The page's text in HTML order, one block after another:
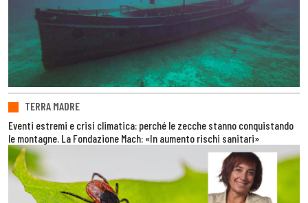
TERRA MADRE
Eventi estremi e crisi climatica: perché le zecche stanno conquistando
le montagne. La Fondazione Mach: «In aumento rischi sanitari»